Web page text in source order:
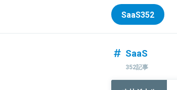
SaaS352
SaaS
352記事